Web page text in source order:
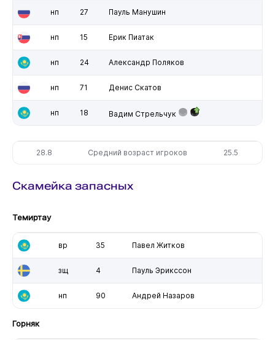
нп 27 Пауль Манушин
нп 15 Ерик Пиатак
нп 24 Александр Поляков
нп 71 Денис Скатов
нп 18 Вадим Стрельчук
28.8 Средний возраст игроков 25.5
Скамейка запасных
Темиртау
вр 35 Павел Житков
зщ 4 Пауль Эрикссон
нп 90 Андрей Назаров
Горняк